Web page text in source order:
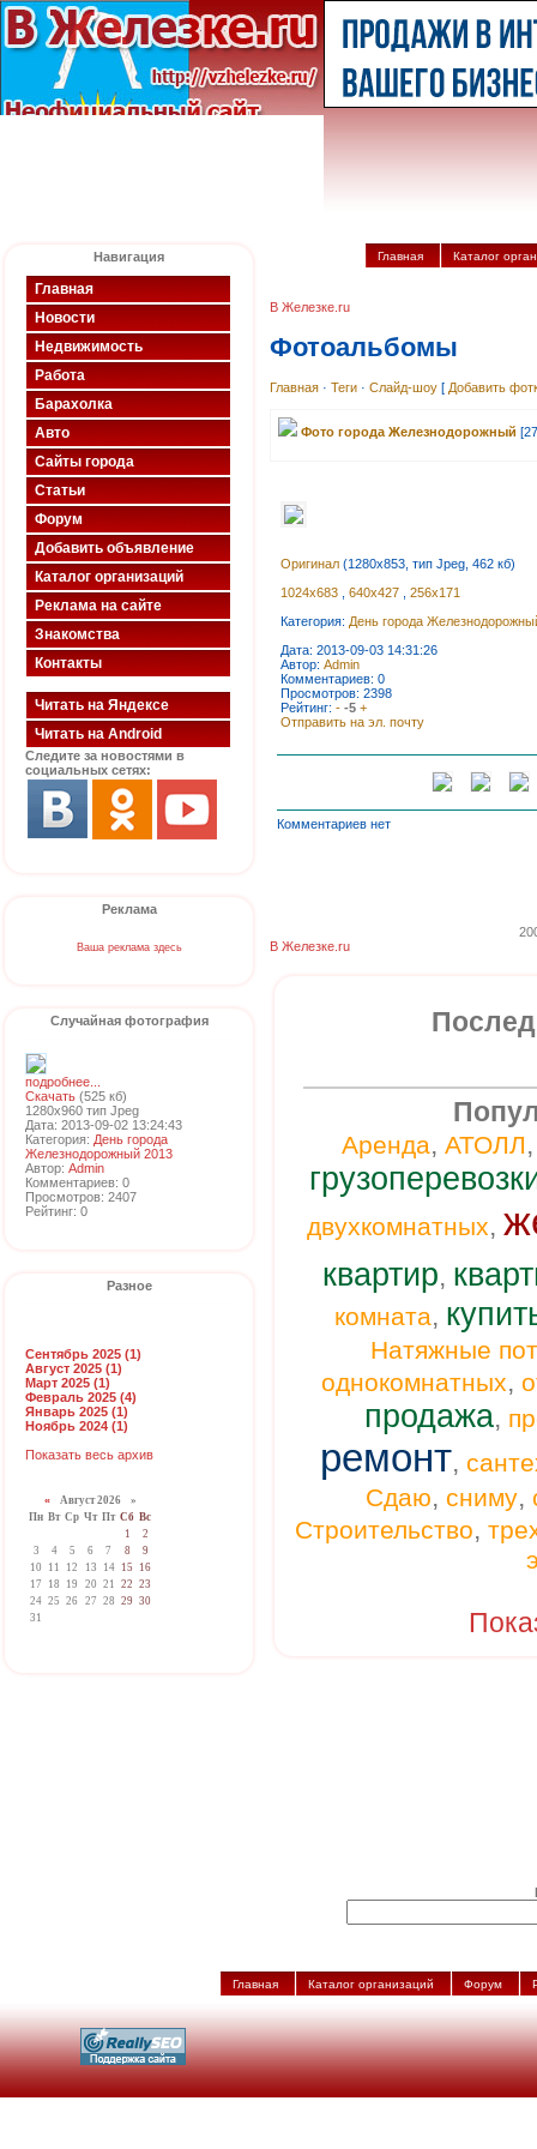
Навигация
Главная
Новости
Недвижимость
Работа
Барахолка
Авто
Сайты города
Статьи
Форум
Добавить объявление
Каталог организаций
Реклама на сайте
Знакомства
Контакты
Читать на Яндексе
Читать на Android
Следите за новостями в
социальных сетях:
Реклама
Ваша реклама здесь
Случайная фотография
подробнее...
Скачать (525 кб)
1280x960 тип Jpeg
Дата: 2013-09-02 13:24:43
Категория: День города
Железнодорожный 2013
Автор: Admin
Комментариев: 0
Просмотров: 2407
Рейтинг: 0
Разное
Сентябрь 2025 (1)
Август 2025 (1)
Март 2025 (1)
Февраль 2025 (4)
Январь 2025 (1)
Ноябрь 2024 (1)
Показать весь архив
«Август 2026 »
Пн Вт Ср Чт Пт Сб Вс
1
2
3
4 5 6 7 8
9
10
11 12 13 14 15
16
17
18 19 20 21 22 23
24 25 26 27 28 29 30
31
Главная Каталог
В Железке.ru
Фотоальбомы
Главная · Теги · Слайд-шоу [ Добавить
Фото города Железнодорожный
Оригинал (1280x853, тип Jpeg, 462 кб)
1024x683 , 640x427 , 256x171
Категория: День города
Дата: 2013-09-03 14:31:26
Автор: Admin
Комментариев: 0
Просмотров: 2398
Рейтинг: - -5 +
Отправить на эл. почту
Комментариев нет
В Железке.ru
Аренда, АТОЛЛ
двухкомнатных,
квартир,
комната,
Натяжные
однокомнатных,
продажа,
ремонт,
Сдаю, сниму,
Строительство,
Главная Каталог организаций Форум